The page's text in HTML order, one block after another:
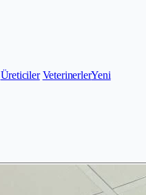
Üreticiler VeterinerlerYeni